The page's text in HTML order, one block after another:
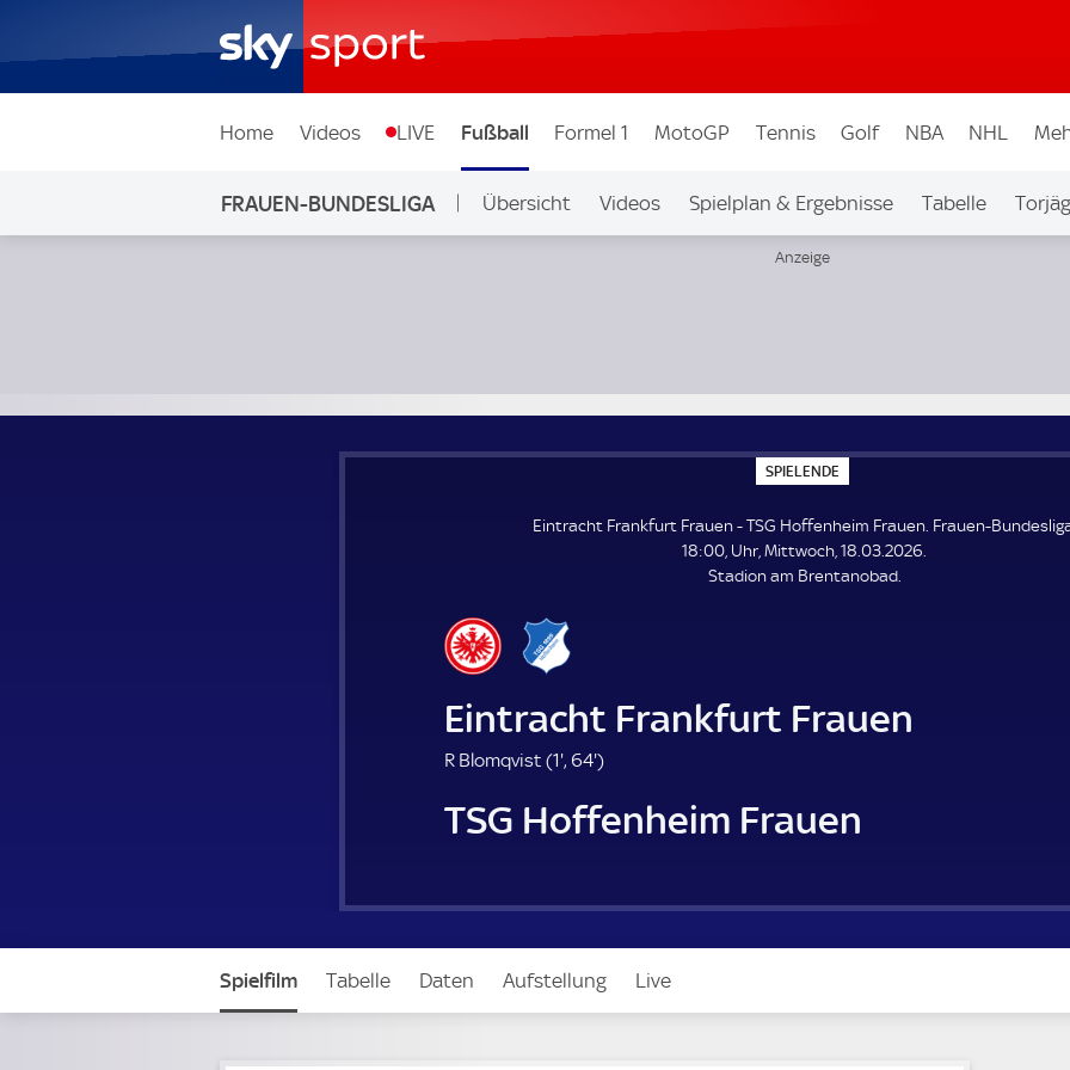
Home Videos LIVE Fußball Formel 1 MotoGP Tennis Golf NBA NHL
FRAUEN-BUNDESLIGA Übersicht Videos Spielplan & Ergebnisse Tabelle
SPIELENDE
P
E
L
E
N
Eintracht Frankfurt Frauen - TSG Hoffenheim Frauen. Frauen-
18:00, Uhr, Mittwoch, 18.03.2026.
Stadion am Brentanobad.
Eintracht Frankfurt Frauen
R Blomqvist (1'1
m
i
t
, 64'6
.
m
u
)
TSG Hoffenheim Frauen
Spielfilm Tabelle Daten Aufstellung Live